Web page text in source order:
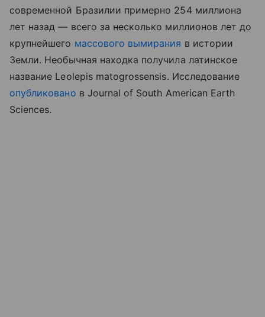
современной Бразилии примерно 254 миллиона
лет назад — всего за несколько миллионов лет до
крупнейшего массового вымирания в истории
Земли. Необычная находка получила латинское
название Leolepis matogrossensis. Исследование
опубликовано в Journal of South American Earth
Sciences.